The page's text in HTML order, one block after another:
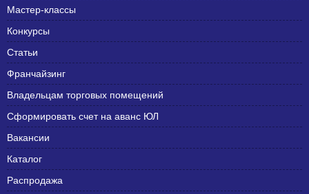
Мастер-классы
Конкурсы
Статьи
Франчайзинг
Владельцам торговых помещений
Сформировать счет на аванс ЮЛ
Вакансии
Каталог
Распродажа